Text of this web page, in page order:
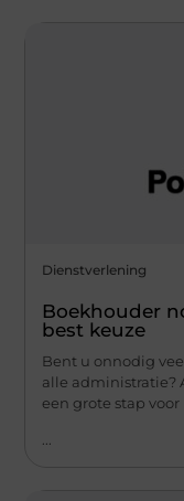
Dienstverlening
Boekhouder
best keuze
Bent u onnodig
alle administratie?
een grote stap voor
...